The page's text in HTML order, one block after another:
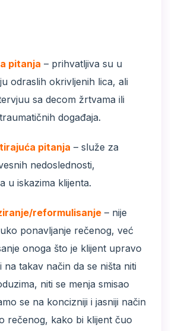
pitanja – prihvatljiva su u
odraslih okrivljenih lica, ali
sa decom žrtvama ili
događaja.
pitanja – služe za
nedoslednosti,
u iskazima klijenta.
reformulisanje – nije
ponavljanje rečenog, već
onoga što je klijent upravo
na takav način da se ništa niti
niti se menja smisao
se na koncizniji i jasniji način
rečenog, kako bi klijent čuo